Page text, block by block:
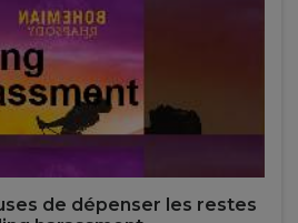
de dépenser les restes